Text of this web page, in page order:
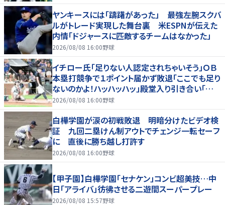
ヤンキースには「躊躇があった」 最強左腕スクバ
ルがトレード実現した舞台裏 米ESPNが伝えた
内情「ドジャースに匹敵するチームはなかった」
2026/08/08 16:00野球
イチロー氏「足りない人認定されちゃいそう」ＯＢ
本塁打競争で１ポイント届かず敗退「ここでも足り
ないのかよ！ハッハッハッ」殿堂入り引き合い「誰か
に分析してもらわないと」
2026/08/08 16:00野球
白樺学園が涙の初戦敗退 明暗分けたビデオ検
証 九回二塁けん制アウトでチェンジ一転セーフ
に 直後に勝ち越し打許す
2026/08/08 16:00野球
【甲子園】白樺学園「セナケン」コンビ超美技…中
日「アライバ」彷彿させる二遊間スーパープレー
2026/08/08 15:57野球